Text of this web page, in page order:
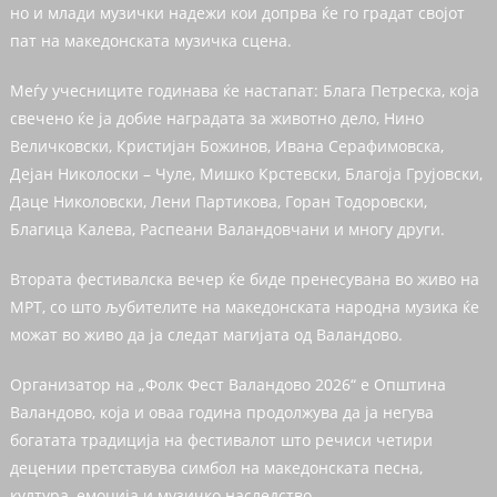
но и млади музички надежи кои допрва ќе го градат својот
пат на македонската музичка сцена.
Меѓу учесниците годинава ќе настапат: Блага Петреска, која
свечено ќе ја добие наградата за животно дело, Нино
Величковски, Кристијан Божинов, Ивана Серафимовска,
Дејан Николоски – Чуле, Мишко Крстевски, Благоја Грујовски,
Даце Николовски, Лени Партикова, Горан Тодоровски,
Благица Калева, Распеани Валандовчани и многу други.
Втората фестивалска вечер ќе биде пренесувана во живо на
МРТ, со што љубителите на македонската народна музика ќе
можат во живо да ја следат магијата од Валандово.
Организатор на „Фолк Фест Валандово 2026“ е Општина
Валандово, која и оваа година продолжува да ја негува
богатата традиција на фестивалот што речиси четири
децении претставува симбол на македонската песна,